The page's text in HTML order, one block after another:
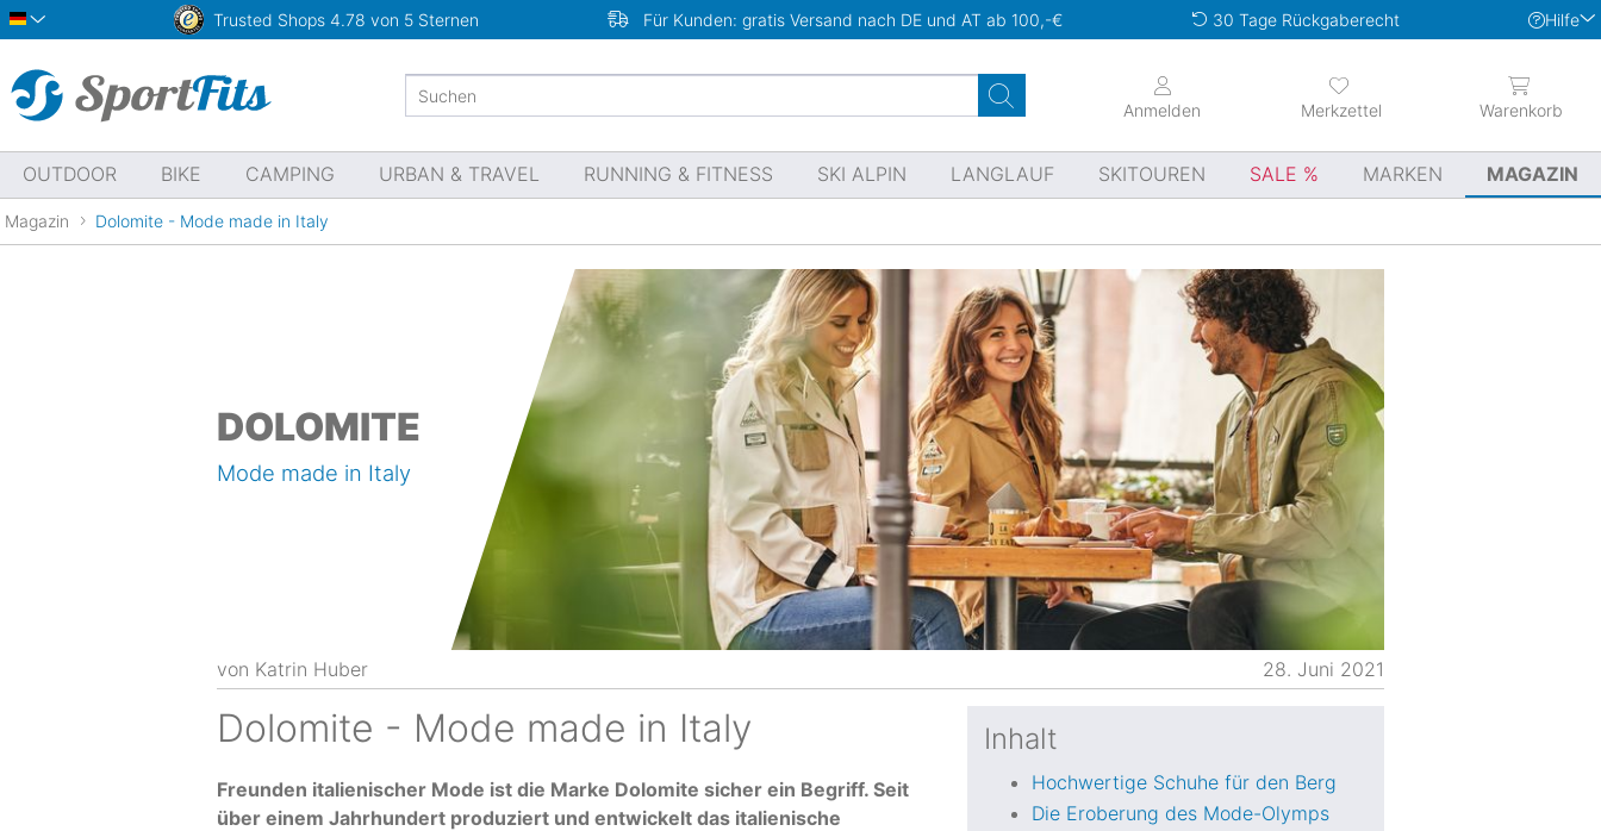
Deutsch Trusted Shops 4.78 von 5 Sternen Für Kunden: gratis Versand nach DE und AT ab 100,-€ 30 Tage Rückgaberecht Hilfe
Merkzettel
Anmelden Warenkorb
OUTDOOR BIKE CAMPING URBAN & TRAVEL RUNNING & FITNESS SKI ALPIN LANGLAUF SKITOUREN SALE MARKEN MAGAZIN
Magazin Dolomite - Mode made in Italy
DOLOMITE
Mode made in Italy
von Katrin Huber 28. Juni 2021
Inhalt
Hochwertige Schuhe für den Berg
Die Eroberung des Mode-Olymps
Dolomite - Mode made in Italy
Freunden italienischer Mode ist die Marke Dolomite sicher ein Begriff. Seit
über einem Jahrhundert produziert und entwickelt das italienische